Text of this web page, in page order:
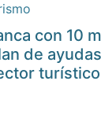
con 10
de